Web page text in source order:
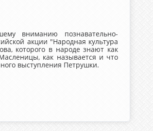
вниманию познавательно-
акции "Народная культура
которого в народе знают как
как называется и что
выступления Петрушки.